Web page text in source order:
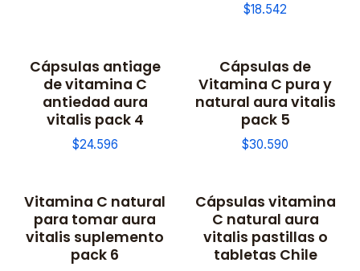
$18.542
Cápsulas antiage
de vitamina C
antiedad aura
vitalis pack 4
$24.596
Cápsulas de
Vitamina C pura y
natural aura vitalis
pack 5
$30.590
Vitamina C natural
para tomar aura
vitalis suplemento
pack 6
Cápsulas vitamina
C natural aura
vitalis pastillas o
tabletas Chile